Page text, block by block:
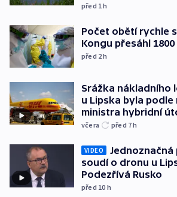
před 1h
Počet obětí rychle
Kongu přesáhl 1800
před 2h
Srážka nákladního
u Lipska byla podle
ministra hybridní
včera před 7h
VIDEO
soudí o dronu u
Podezřívá Rusko
před 10 h